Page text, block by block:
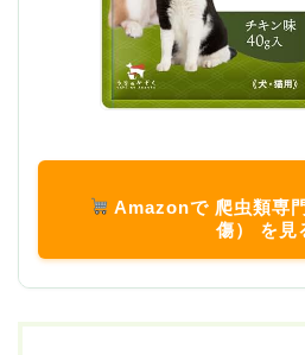
Amazonで 爬虫類専
傷） を見